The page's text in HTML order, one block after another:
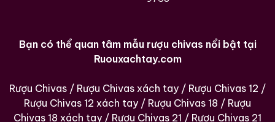
Bạn có thể quan tâm mẫu rượu chivas nổi bật tại
Ruouxachtay.com
Rượu Chivas / Rượu Chivas xách tay / Rượu Chivas 12 /
Rượu Chivas 12 xách tay / Rượu Chivas 18 / Rượu
Chivas 18 xách tay / Rượu Chivas 21 / Rượu Chivas 21